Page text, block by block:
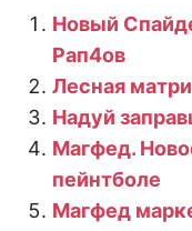
Новый
Рап4ов
Лесная
Надуй
Магфед.
пейнтболе
Магфед